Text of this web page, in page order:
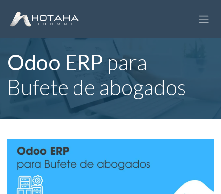
Odoo ERP para
Bufete de abogados